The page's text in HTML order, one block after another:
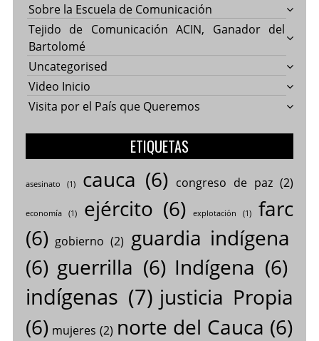
Sobre la Escuela de Comunicación
Tejido de Comunicación ACIN, Ganador del
Bartolomé
Uncategorised
Video Inicio
Visita por el País que Queremos
ETIQUETAS
asesinato (1) cauca (6) congreso de paz(2)
economía(1) ejército (6) explotación (1)
farc
(6) gobierno (2) guardia indígena
(6) guerrilla (6) Indígena (6)
indígenas (7) justicia Propia
(6) mujeres (2) norte del Cauca (6)